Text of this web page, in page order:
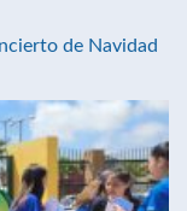
de Navidad